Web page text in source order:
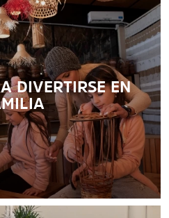
DIVERTIRSE EN